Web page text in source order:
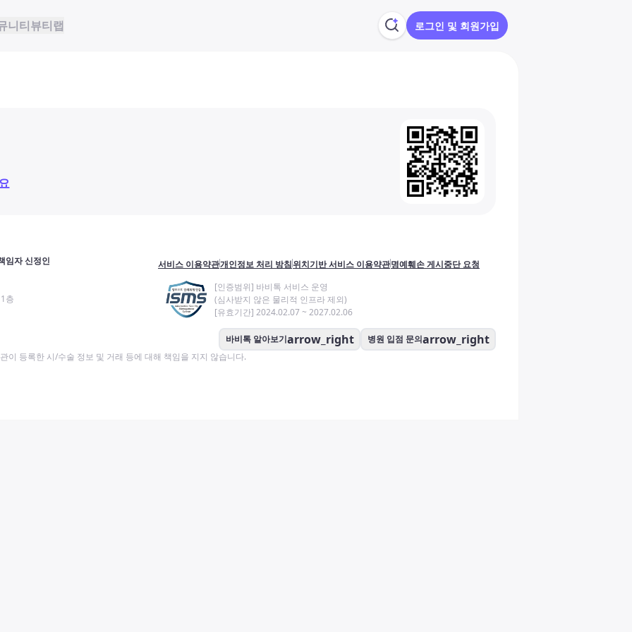
니티뷰티랩 로그인 및 회원가입
임자 신정인
층
서비스 이용약관개인정보 처리 방침위치기반 서비스 이용약관명예훼손 게시중단 요청
[인증범위] 바비톡 서비스 운영
(심사받지 않은 물리적 인프라 제외)
[유효기간] 2024.02.07 ~ 2027.02.06
바비톡 알아보기arrow_right 병원 입점 문의arrow_right
이 등록한 시/수술 정보 및 거래 등에 대해 책임을 지지 않습니다.